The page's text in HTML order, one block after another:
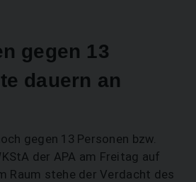
gegen 13
dauern an
gegen 13 Personen bzw.
der APA am Freitag auf
Raum stehe der Verdacht des